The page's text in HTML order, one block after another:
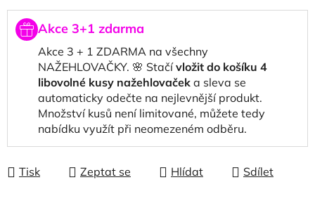
Akce 3+1 zdarma
Akce 3 + 1 ZDARMA na všechny
NAŽEHLOVAČKY. 🌸 Stačívložit do košíku 4
libovolné kusy nažehlovaček a sleva se
automaticky odečte na nejlevnější produkt.
Množství kusů není limitované, můžete tedy
nabídku využít při neomezeném odběru.
Tisk Zeptat se Hlídat Sdílet